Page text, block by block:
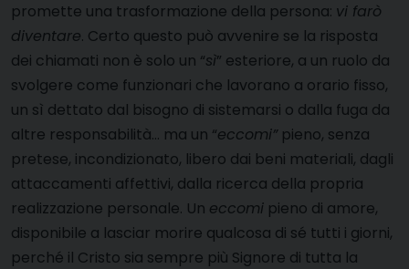
promette una trasformazione della persona: vi farò
diventare. Certo questo può avvenire se la risposta
dei chiamati non è solo un “sì” esteriore, a un ruolo da
svolgere come funzionari che lavorano a orario fisso,
un sì dettato dal bisogno di sistemarsi o dalla fuga da
altre responsabilità… ma un “eccomi”pieno, senza
pretese, incondizionato, libero dai beni materiali, dagli
attaccamenti affettivi, dalla ricerca della propria
realizzazione personale. Un eccomi pieno di amore,
disponibile a lasciar morire qualcosa di sé tutti i giorni,
perché il Cristo sia sempre più Signore di tutta la